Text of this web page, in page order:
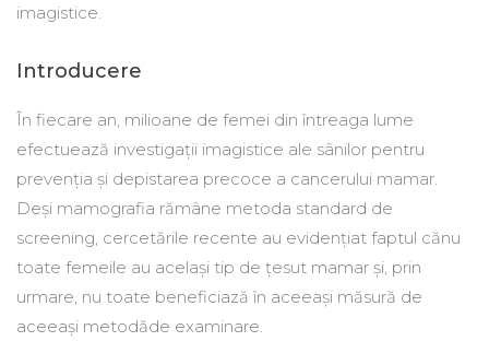
imagistice.
Introducere
În fiecare an, milioane de femei din întreaga lume
efectuează investigații imagistice ale sânilor pentru
prevenția și depistarea precoce a cancerului mamar.
Deși mamografia rămâne metoda standard de
screening, cercetările recente au evidențiat faptul cănu
toate femeile au același tip de țesut mamar și, prin
urmare, nu toate beneficiază în aceeași măsură de
aceeași metodăde examinare.